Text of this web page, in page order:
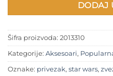
DODAJ
Šifra proizvoda: 2013310
Kategorije: Aksesoari,
Oznake: privezak, star wars,